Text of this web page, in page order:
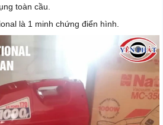
toàn cầu.
là 1 minh chứng điển hình.